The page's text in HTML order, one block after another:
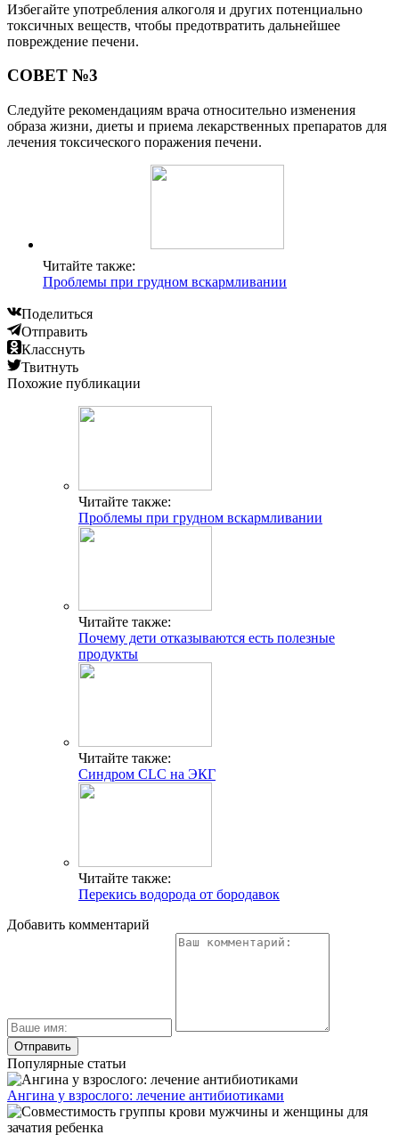
Избегайте употребления алкоголя и других потенциально
токсичных веществ, чтобы предотвратить дальнейшее
повреждение печени.
СОВЕТ №3
Следуйте рекомендациям врача относительно изменения
образа жизни, диеты и приема лекарственных препаратов для
лечения токсического поражения печени.
Читайте также:
Проблемы при грудном вскармливании
Поделиться
Отправить
Класснуть
Твитнуть
Похожие публикации
Читайте также:
Проблемы при грудном вскармливании
Читайте также:
Почему дети отказываются есть полезные
продукты
Читайте также:
Синдром CLC на ЭКГ
Читайте также:
Перекись водорода от бородавок
Добавить комментарий
Популярные статьи
Ангина у взрослого: лечение антибиотиками